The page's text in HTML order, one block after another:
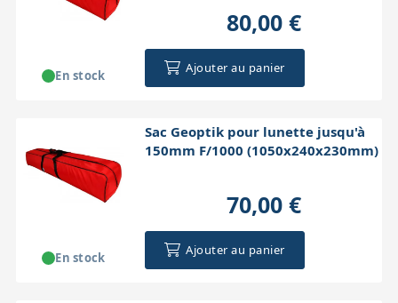
80,00 €
Ajouter au panier
En stock
Sac Geoptik pour lunette jusqu'à
150mm F/1000 (1050x240x230mm)
70,00 €
Ajouter au panier
En stock